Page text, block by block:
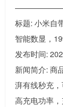
标题: 小米自
智能数显，
发布时间:
新闻简介: 商
湃有线秒充
高充电功率，